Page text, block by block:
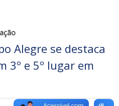
Alegre se destaca
3º e 5º lugar em